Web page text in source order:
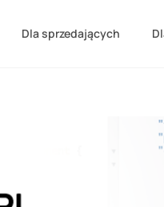
Dla sprzedających